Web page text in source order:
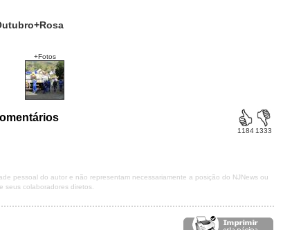
+Fotos
1184 1333
pessoal do autor e não representam necessariamente a posição do NJNews ou
seus colaboradores diretos.